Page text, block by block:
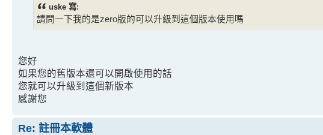
uske 寫:
請問一下我的是zero版的可以升級到這個版本使用嗎
您好
如果您的舊版本還可以開啟使用的話
您就可以升級到這個新版本
感謝您
Re: 註冊本軟體